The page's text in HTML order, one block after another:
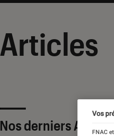
Articles
Nos derniers Articles
Vos
FNAC